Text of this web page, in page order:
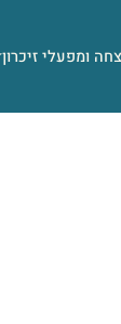
ומפעלי זיכרון